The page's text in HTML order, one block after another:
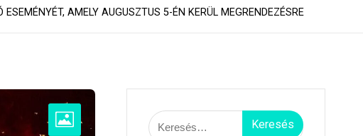
AMELY AUGUSZTUS 5-ÉN KERÜL MEGRENDEZÉSRE
Keresés: